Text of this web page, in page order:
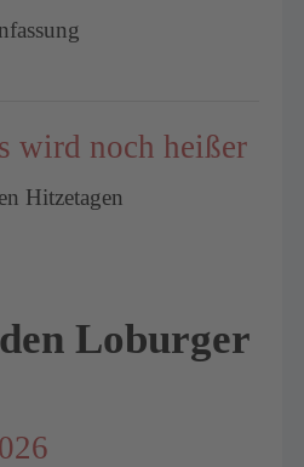
wird noch heißer
Hitzetagen
Loburger